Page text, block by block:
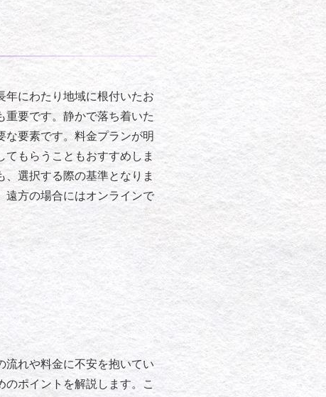
年にわたり地域に根付いたお
要です。静かで落ち着いた
な要素です。料金プランが明
もらうこともおすすめしま
選択する際の基準となりま
遠方の場合にはオンラインで
流れや料金に不安を抱いてい
のポイントを解説します。こ